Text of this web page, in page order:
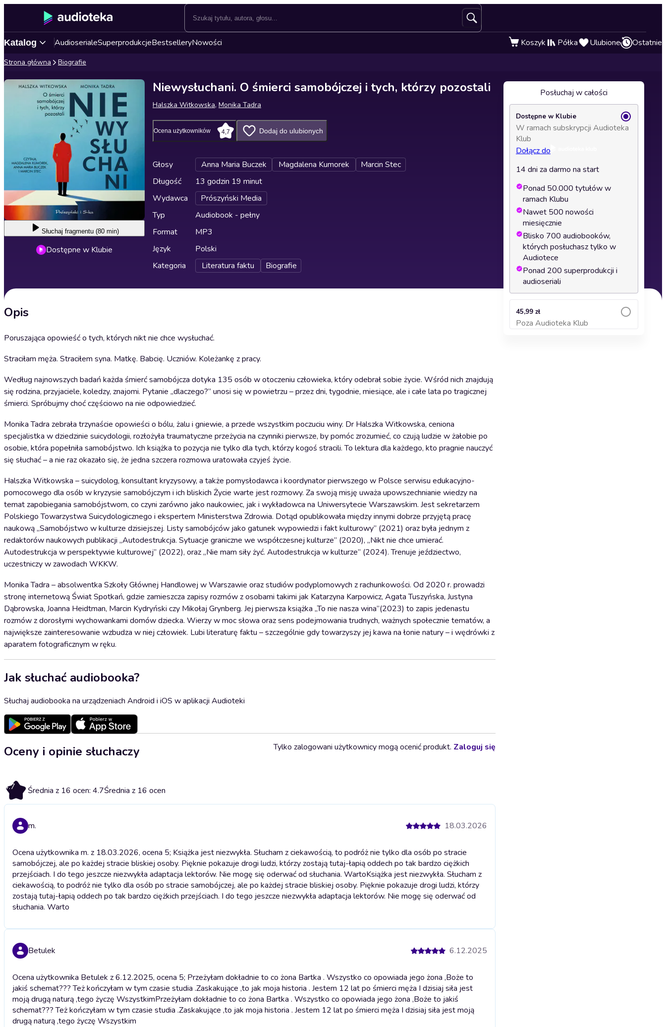
Katalog AudioserialeSuperprodukcjeBestselleryNowości Koszyk Półka Ulubione Ostatnie
Strona główna Biografie
Słuchaj fragmentu (80 min)
Dostępne w Klubie
Niewysłuchani. O śmierci samobójczej i tych, którzy pozostali
Halszka Witkowska, Monika Tadra
Ocena użytkowników 4,7 Dodaj do ulubionych
Głosy Anna Maria Buczek Magdalena Kumorek
Marcin Stec
Długość
13 godzin 19 minut
Wydawca
Prószyński Media
Typ
Audiobook - pełny
Format
MP3
Język
Polski
Kategoria
Literatura faktu Biografie
Opis
Poruszająca opowieść o tych, których nikt nie chce wysłuchać.
Straciłam męża. Straciłem syna. Matkę. Babcię. Uczniów. Koleżankę z pracy.
Według najnowszych badań każda śmierć samobójcza dotyka 135 osób w otoczeniu człowieka, który odebrał sobie życie. Wśród nich znajdują
się rodzina, przyjaciele, koledzy, znajomi. Pytanie „dlaczego?” unosi się w powietrzu – przez dni, tygodnie, miesiące, ale i całe lata po tragicznej
śmierci. Spróbujmy choć częściowo na nie odpowiedzieć.
Monika Tadra zebrała trzynaście opowieści o bólu, żalu i gniewie, a przede wszystkim poczuciu winy. Dr Halszka Witkowska, ceniona
specjalistka w dziedzinie suicydologii, rozłożyła traumatyczne przeżycia na czynniki pierwsze, by pomóc zrozumieć, co czują ludzie w żałobie po
osobie, która popełniła samobójstwo. Ich książka to pozycja nie tylko dla tych, którzy kogoś stracili. To lektura dla każdego, kto pragnie nauczyć
się słuchać – a nie raz okazało się, że jedna szczera rozmowa uratowała czyjeś życie.
Halszka Witkowska – suicydolog, konsultant kryzysowy, a także pomysłodawca i koordynator pierwszego w Polsce serwisu edukacyjno-
pomocowego dla osób w kryzysie samobójczym i ich bliskich Życie warte jest rozmowy. Za swoją misję uważa upowszechnianie wiedzy na
temat zapobiegania samobójstwom, co czyni zarówno jako naukowiec, jak i wykładowca na Uniwersytecie Warszawskim. Jest sekretarzem
Polskiego Towarzystwa Suicydologicznego i ekspertem Ministerstwa Zdrowia. Dotąd opublikowała między innymi dobrze przyjętą pracę
naukową „Samobójstwo w kulturze dzisiejszej. Listy samobójców jako gatunek wypowiedzi i fakt kulturowy” (2021) oraz była jednym z
redaktorów naukowych publikacji „Autodestrukcja. Sytuacje graniczne we współczesnej kulturze” (2020), „Nikt nie chce umierać.
Autodestrukcja w perspektywie kulturowej” (2022), oraz „Nie mam siły żyć. Autodestrukcja w kulturze” (2024). Trenuje jeździectwo,
uczestniczy w zawodach WKKW.
Monika Tadra – absolwentka Szkoły Głównej Handlowej w Warszawie oraz studiów podyplomowych z rachunkowości. Od 2020 r. prowadzi
stronę internetową Świat Spotkań, gdzie zamieszcza zapisy rozmów z osobami takimi jak Katarzyna Karpowicz, Agata Tuszyńska, Justyna
Dąbrowska, Joanna Heidtman, Marcin Kydryński czy Mikołaj Grynberg. Jej pierwsza książka „To nie nasza wina”(2023) to zapis jedenastu
rozmów z dorosłymi wychowankami domów dziecka. Wierzy w moc słowa oraz sens podejmowania trudnych, ważnych społecznie tematów, a
największe zainteresowanie wzbudza w niej człowiek. Lubi literaturę faktu – szczególnie gdy towarzyszy jej kawa na łonie natury – i wędrówki z
aparatem fotograficznym w ręku.
Jak słuchać audiobooka?
Słuchaj audiobooka na urządzeniach Android i iOS w aplikacji Audioteki
Oceny i opinie słuchaczy
4.7 Średnia z 16 ocen: 4.7Średnia z 16 ocen
Tylko zalogowani użytkownicy mogą ocenić produkt. Zaloguj się
m. 18.03.2026
Ocena użytkownika m. z 18.03.2026, ocena 5; Książka jest niezwykła. Słucham z ciekawością, to podróż nie tylko dla osób po stracie
samobójczej, ale po każdej stracie bliskiej osoby. Pięknie pokazuje drogi ludzi, którzy zostają tutaj-łapią oddech po tak bardzo ciężkich
przejściach. I do tego jeszcze niezwykła adaptacja lektorów. Nie mogę się oderwać od słuchania. WartoKsiążka jest niezwykła. Słucham z
ciekawością, to podróż nie tylko dla osób po stracie samobójczej, ale po każdej stracie bliskiej osoby. Pięknie pokazuje drogi ludzi, którzy
zostają tutaj-łapią oddech po tak bardzo ciężkich przejściach. I do tego jeszcze niezwykła adaptacja lektorów. Nie mogę się oderwać od
słuchania. Warto
Betulek 6.12.2025
Ocena użytkownika Betulek z 6.12.2025, ocena 5; Przeżyłam dokładnie to co żona Bartka . Wszystko co opowiada jego żona ,Boże to
jakiś schemat??? Też kończyłam w tym czasie studia .Zaskakujące ,to jak moja historia . Jestem 12 lat po śmierci męża I dzisiaj siła jest
moją drugą naturą ,tego życzę WszystkimPrzeżyłam dokładnie to co żona Bartka . Wszystko co opowiada jego żona ,Boże to jakiś
schemat??? Też kończyłam w tym czasie studia .Zaskakujące ,to jak moja historia . Jestem 12 lat po śmierci męża I dzisiaj siła jest moją
drugą naturą ,tego życzę Wszystkim
Posłuchaj w całości
Dostępne w Klubie
W ramach subskrypcji Audioteka
Klub
Dołącz do
14 dni za darmo na start
Ponad 50.000 tytułów w
ramach Klubu
Nawet 500 nowości
miesięcznie
Blisko 700 audiobooków,
których posłuchasz tylko w
Audiotece
Ponad 200 superprodukcji i
audioseriali
45,99 zł
Poza Audioteka Klub
Dodaj do koszyka